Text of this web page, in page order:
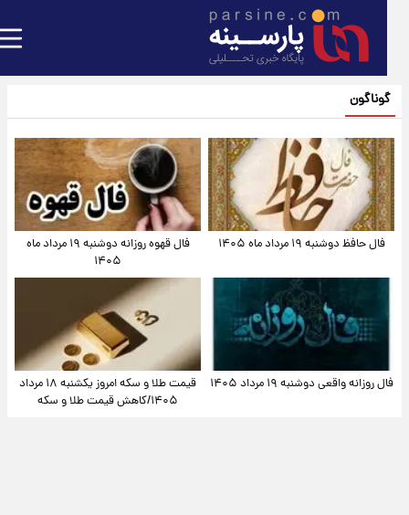
گوناگون
فال حافظ دوشنبه ۱۹ مرداد ماه ۱۴۰۵
فال قهوه روزانه دوشنبه ۱۹ مرداد ماه
۱۴۰۵
فال روزانه واقعی دوشنبه ۱۹ مرداد ۱۴۰۵
قیمت طلا و سکه امروز یکشنبه ۱۸ مرداد
۱۴۰۵/کاهش قیمت طلا و سکه